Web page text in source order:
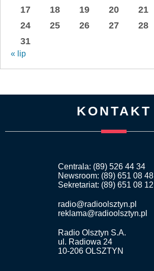
17
18 19 20 21
24
25 26 27 28
31
« lip
KONTAKT
Centrala: (89) 526 44 34
Newsroom: (89) 651 08 48
Sekretariat: (89) 651 08 12
radio@radioolsztyn.pl
reklama@radioolsztyn.pl
Radio Olsztyn S.A.
ul. Radiowa 24
10-206 OLSZTYN